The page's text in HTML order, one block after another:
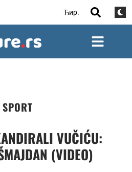
Ћир.
SPORT
VUČIĆU:
(VIDEO)